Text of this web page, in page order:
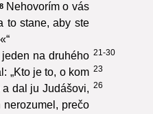
Nehovorím o vás
to stane, aby ste
21-30
na druhého
23
„Kto je to, o kom
26
a dal ju Judášovi,
prečo